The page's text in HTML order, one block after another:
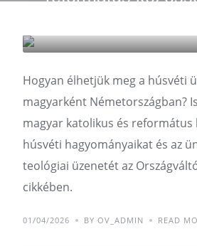
Hogyan élhetjük meg a húsvéti
magyarként Németországban?
magyar katolikus és református
húsvéti hagyományaikat és az
teológiai üzenetét az
cikkében.
01/04/2026 BY OV_ADMIN READ